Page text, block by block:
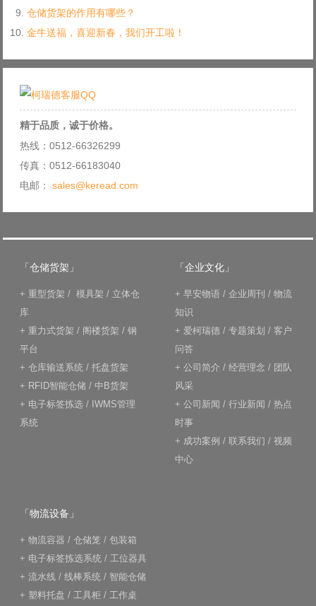
仓储货架的作用有哪些？
金牛送福，喜迎新春，我们开工啦！
精于品质，诚于价格。
热线：0512-66326299
传真：0512-66183040
电邮： sales@keread.com
「仓储货架」
+ 重型货架 / 模具架 / 立体仓
库
+ 重力式货架 / 阁楼货架 / 钢
平台
+ 仓库输送系统 / 托盘货架
+ RFID智能仓储 / 中B货架
+ 电子标签拣选 / IWMS管理
系统
「企业文化」
+ 早安物语 / 企业周刊 / 物流
知识
+ 爱柯瑞德 / 专题策划 / 客户
问答
+ 公司简介 / 经营理念 / 团队
风采
+ 公司新闻 / 行业新闻 / 热点
时事
+ 成功案例 / 联系我们 / 视频
中心
「物流设备」
+ 物流容器 / 仓储笼 / 包装箱
+ 电子标签拣选系统 / 工位器具
+ 流水线 / 线棒系统 / 智能仓储
+ 塑料托盘 / 工具柜 / 工作桌